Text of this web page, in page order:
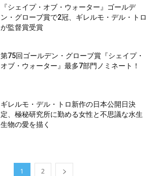
『シェイプ・オブ・ウォーター』ゴールデ
ン・グローブ賞で2冠、ギレルモ・デル・トロ
が監督賞受賞
第75回ゴールデン・グローブ賞『シェイプ・
オブ・ウォーター』最多7部門ノミネート！
ギレルモ・デル・トロ新作の日本公開日決
定、極秘研究所に勤める女性と不思議な水生
生物の愛を描く
1 2